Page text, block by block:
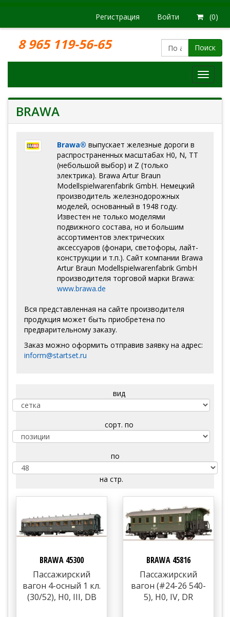
Регистрация Войти (0)
8 965 119-56-65 Поиск
Модели
дорог
BRAWA
Brawa® выпускает железные дороги в
распространенных масштабах H0, N, ТТ
(небольшой выбор) и Z (только
электрика). Brawa Artur Braun
Modellspielwarenfabrik GmbH. Немецкий
производитель железнодорожных
моделей, основанный в 1948 году.
Известен не только моделями
подвижного состава, но и большим
ассортиментов электрических
аксессуаров (фонари, светофоры, лайт-
конструкции и т.п.). Сайт компании Brawa
Artur Braun Modellspielwarenfabrik GmbH
производителя торговой марки Brawa:
www.brawa.de
Вся представленная на сайте производителя
продукция может быть приобретена по
предварительному заказу.
Заказ можно оформить отправив заявку на адрес:
inform@startset.ru
вид
сорт. по
по
на стр.
BRAWA 45300
Пассажирский
вагон 4-осный 1 кл.
(30/52), H0, III, DB
BRAWA 45816
Пассажирский
вагон (#24-26 540-
5), H0, IV, DR